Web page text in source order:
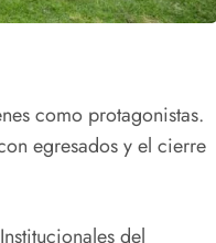
como protagonistas.
egresados y el cierre
del